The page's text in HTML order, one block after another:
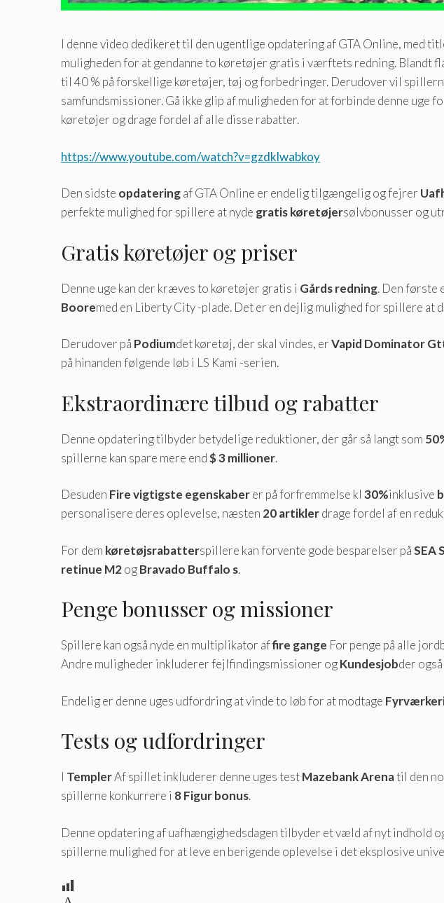
I denne video dedikeret til den ugentlige opdatering af GTA Online, med
muligheden for at gendanne to køretøjer gratis i værftets redning. Blandt
til 40 % på forskellige køretøjer, tøj og forbedringer. Derudover vil
samfundsmissioner. Gå ikke glip af muligheden for at forbinde denne uge
køretøjer og drage fordel af alle disse rabatter.
https://www.youtube.com/watch?v=gzdklwabkoy
Den sidste opdateringaf GTA Online er endelig tilgængelig og fejrer
perfekte mulighed for spillere at nyde gratis køretøjersølvbonusser og
Gratis køretøjer og priser
Denne uge kan der kræves to køretøjer gratis i Gårds redning. Den første
Booremed en Liberty City -plade. Det er en dejlig mulighed for spillere at
Derudover på Podiumdet køretøj, der skal vindes, erVapid Dominator
på hinanden følgende løb i LS Kami -serien.
Ekstraordinære tilbud og rabatter
Denne opdatering tilbyder betydelige reduktioner, der går så langt som
spillerne kan spare mere end$ 3 millioner.
Desuden Fire vigtigste egenskaberer på forfremmelse kl 30%inklusive
personalisere deres oplevelse, næsten 20 artiklerdrage fordel af en
For dem køretøjsrabatterspillere kan forvente gode besparelser påSEA
retinue M2ogBravado Buffalo s.
Penge bonusser og missioner
Spillere kan også nyde en multiplikator affire gange For penge på alle
Andre muligheder inkluderer fejlfindingsmissioner ogKundesjobder
Endelig er denne uges udfordring at vinde to løb for at modtage
Tests og udfordringer
I TemplerAf spillet inkluderer denne uges testMazebank Arenatil den
spillerne konkurrere i 8 Figur bonus.
Denne opdatering af uafhængighedsdagen tilbyder et væld af nyt indhold
spillerne mulighed for at leve en berigende oplevelse i det eksplosive
A